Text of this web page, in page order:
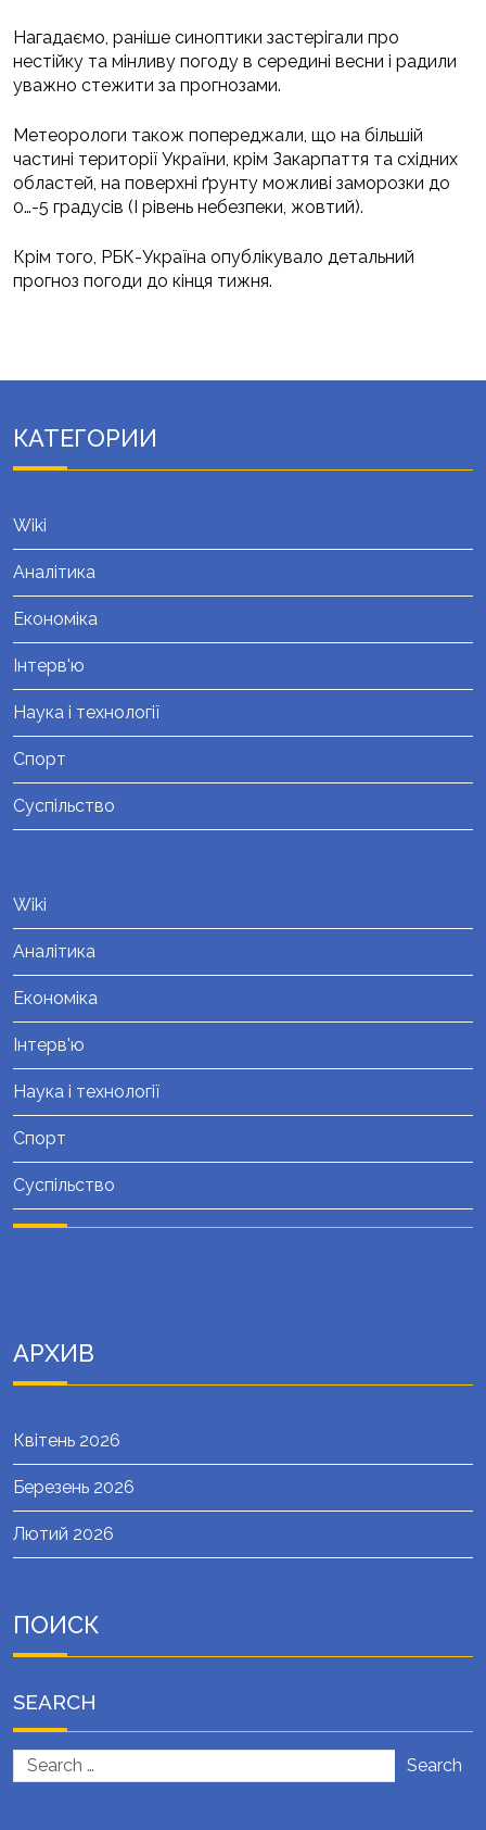
Нагадаємо, раніше синоптики застерігали про
нестійку та мінливу погоду в середині весни і радили
уважно стежити за прогнозами.
Метеорологи також попереджали, що на більшій
частині території України, крім Закарпаття та східних
областей, на поверхні ґрунту можливі заморозки до
0…-5 градусів (I рівень небезпеки, жовтий).
Крім того, РБК-Україна опублікувало детальний
прогноз погоди до кінця тижня.
КАТЕГОРИИ
Wiki
Аналітика
Економіка
Інтерв'ю
Наука і технології
Спорт
Суспільство
Wiki
Аналітика
Економіка
Інтерв'ю
Наука і технології
Спорт
Суспільство
АРХИВ
Квітень 2026
Березень 2026
Лютий 2026
ПОИСК
SEARCH
Search